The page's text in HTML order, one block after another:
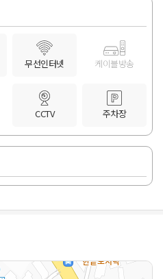
무선인터넷 케이블방송
CCTV 주차장